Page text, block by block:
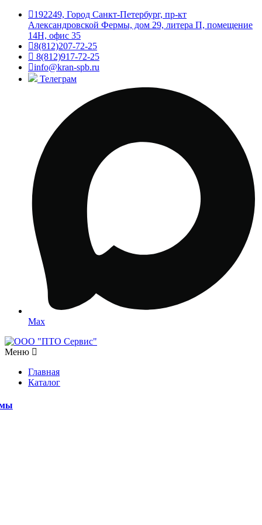
192249, Город Санкт-Петербург, пр-кт
Александровской Фермы, дом 29, литера П, помещение
14Н, офис 35
8(812)207-72-25
8(812)917-72-25
info@kran-spb.ru
Телеграм
Max
Меню
Главная
Каталог